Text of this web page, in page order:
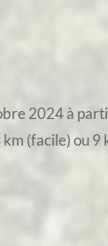
2024 à
(facile) ou 9